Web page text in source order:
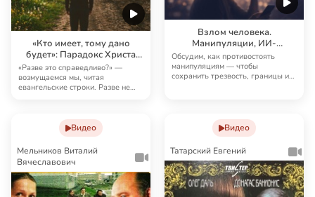
«Кто имеет, тому дано
будет»: Парадокс Христа
как рабочий инструмент
для чтения Евангелия
«Разве это справедливо?» —
возмущаемся мы, читая
евангельские строки. Разве не
Взлом человека.
Манипуляции, ИИ-
мошенники и давление в
обычной жизни
Обсудим, как противостоять
манипуляциям — чтобы
сохранить трезвость, границы и
Видео
Мельников Виталий
Вячеславович
Видео
Татарский Евгений